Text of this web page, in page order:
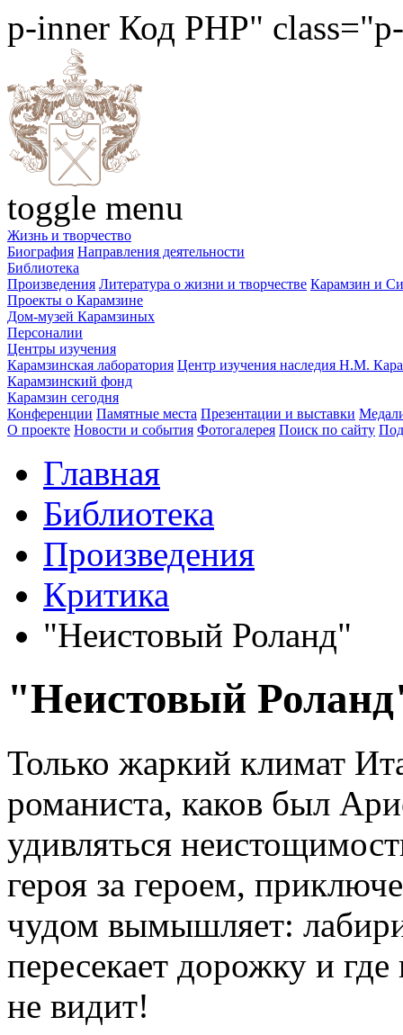
p-inner Код PHP"
toggle menu
Жизнь и творчество
Биография Направления деятельности
Библиотека
Произведения Литература о жизни и творчестве Карамзин и
Проекты о Карамзине
Дом-музей Карамзиных
Персоналии
Центры изучения
Карамзинская лаборатория Центр изучения наследия Н.М.
Карамзинский фонд
Карамзин сегодня
Конференции Памятные места Презентации и выставки
О проекте Новости и события Фотогалерея Поиск по сайту
Главная
Библиотека
Произведения
Критика
"Неистовый Роланд"
"Неистовый
Только жаркий климат
романиста, каков был
удивляться
героя за героем,
чудом вымышляет:
пересекает дорожку и
не видит!